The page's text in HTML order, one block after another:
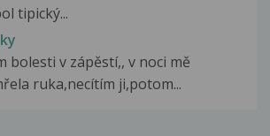
tipický...
bolesti v zápěstí,, v noci mě
ruka,necítím ji,potom...